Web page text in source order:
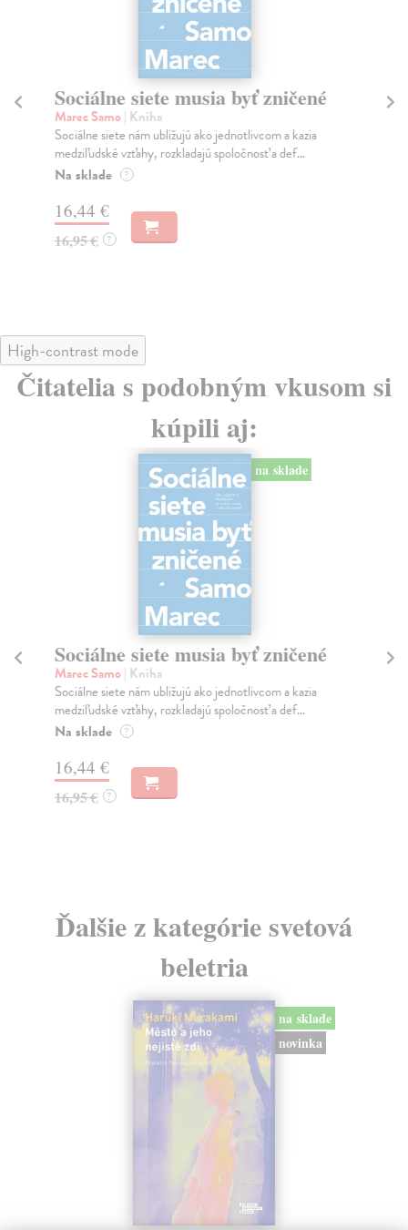
Sociálne siete musia byť zničené
Marec Samo| Kniha
Sociálne siete nám ubližujú ako jednotlivcom a kazia
medziľudské vzťahy, rozkladajú spoločnosť a def...
Na sklade ?
16,44 €
16,95 € ?
High-contrast mode
Čitatelia s podobným vkusom si
kúpili aj:
na sklade
Sociálne siete musia byť zničené
Marec Samo| Kniha
Sociálne siete nám ubližujú ako jednotlivcom a kazia
medziľudské vzťahy, rozkladajú spoločnosť a def...
Na sklade ?
16,44 €
16,95 € ?
Ďalšie z kategórie svetová
beletria
na sklade
novinka